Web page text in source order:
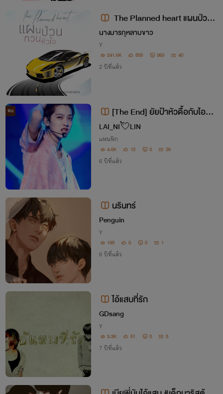
The Planned heart แผนป่วน
กวนหัวใจ (แอล X เดล)
นางมารกุหลาบขาว
Y
241.6K 555 363 40
2 ปีที่แล้ว
จบ
[The End] ยัยป้าหัวดื้อกับไอด
อลตัวแสบ #ป้าดื้อกับไอ้แสบ
LAI_NI💘LIN
แฟนฟิก
4.6K 12 0 26
6 ปีที่แล้ว
นรินทร์​
Penguin
Y
195 0 0 1
6 ปีที่แล้ว
ไอ้แสบที่รัก
GDsang
Y
3.3K 51 0 5
7 ปีที่แล้ว